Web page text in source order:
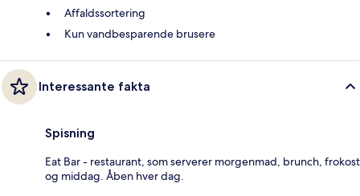
Affaldssortering
Kun vandbesparende brusere
Interessante fakta
Spisning
Eat Bar - restaurant, som serverer morgenmad, brunch, frokost
og middag. Åben hver dag.